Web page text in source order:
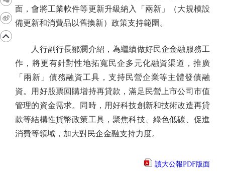
面，會將工業軟件等更新升級納入「兩新」（大規模設
備更新和消費品以舊換新）政策支持範圍。
人行副行長鄒瀾介紹，為繼續做好民企金融服務工
作，將更有針對性地拓寬民企多元化融資渠道，推廣
「兩新」債務融資工具，支持民營企業等主體發債融
資。用好股票回購增持再貸款，滿足民營上市公司市值
管理的資金需求。同時，用好科技創新和技術改造再貸
款等結構性貨幣政策工具，聚焦科技、綠色低碳、促進
消費等領域，加大對民企金融支持力度。
讀大公報PDF版面